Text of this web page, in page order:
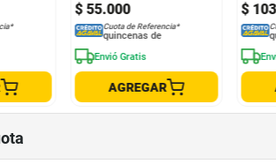
$ 55.000
Cuota de Referencia*
quincenas de
Envió Gratis
AGREGAR
$ 103